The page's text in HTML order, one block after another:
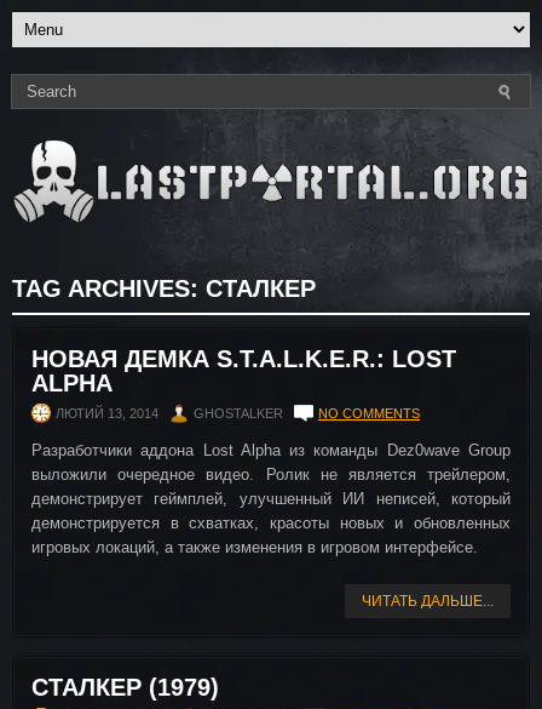
TAG ARCHIVES: СТАЛКЕР
НОВАЯ ДЕМКА S.T.A.L.K.E.R.: LOST
ALPHA
ЛЮТИЙ 13, 2014 GHOSTALKER NO COMMENTS
Разработчики аддона Lost Alpha из команды Dez0wave Group
выложили очередное видео. Ролик не является трейлером,
демонстрирует геймплей, улучшенный ИИ неписей, который
демонстрируется в схватках, красоты новых и обновленных
игровых локаций, а также изменения в игровом интерфейсе.
ЧИТАТЬ ДАЛЬШЕ...
СТАЛКЕР (1979)